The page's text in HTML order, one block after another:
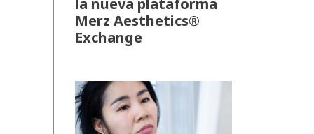
la nueva plataforma
Merz Aesthetics®
Exchange